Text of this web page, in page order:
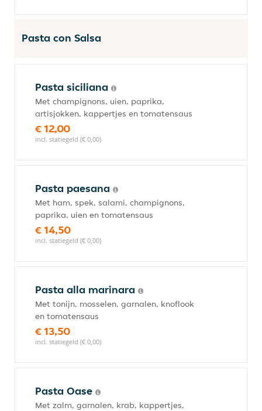
Pasta con Salsa
Pasta siciliana
Met champignons, uien, paprika,
artisjokken, kappertjes en tomatensaus
€ 12,00
incl. statiegeld (€ 0,00)
Pasta paesana
Met ham, spek, salami, champignons,
paprika, uien en tomatensaus
€ 14,50
incl. statiegeld (€ 0,00)
Pasta alla marinara
Met tonijn, mosselen, garnalen, knoflook
en tomatensaus
€ 13,50
incl. statiegeld (€ 0,00)
Pasta Oase
Met zalm, garnalen, krab, kappertjes,